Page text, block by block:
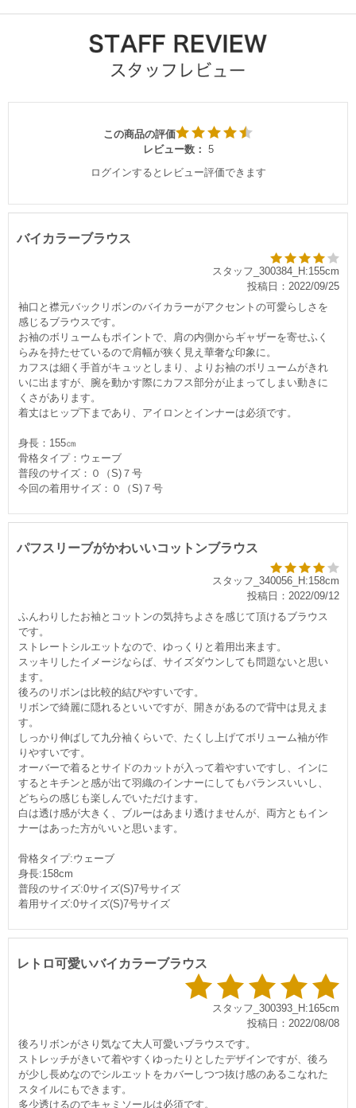
この商品の評価
レビュー数： 5
ログインするとレビュー評価できます
バイカラーブラウス
スタッフ_300384_H:155cm
投稿日：2022/09/25
袖口と襟元バックリボンのバイカラーがアクセントの可愛らしさを
感じるブラウスです。
お袖のボリュームもポイントで、肩の内側からギャザーを寄せふく
らみを持たせているので肩幅が狭く見え華奢な印象に。
カフスは細く手首がキュッとしまり、よりお袖のボリュームがきれ
いに出ますが、腕を動かす際にカフス部分が止まってしまい動きに
くさがあります。
着丈はヒップ下まであり、アイロンとインナーは必須です。
身長：155㎝
骨格タイプ：ウェーブ
普段のサイズ：０（S)７号
今回の着用サイズ：０（S)７号
パフスリーブがかわいいコットンブラウス
スタッフ_340056_H:158cm
投稿日：2022/09/12
ふんわりしたお袖とコットンの気持ちよさを感じて頂けるブラウス
です。
ストレートシルエットなので、ゆっくりと着用出来ます。
スッキリしたイメージならば、サイズダウンしても問題ないと思い
ます。
後ろのリボンは比較的結びやすいです。
リボンで綺麗に隠れるといいですが、開きがあるので背中は見えま
す。
しっかり伸ばして九分袖くらいで、たくし上げてボリューム袖が作
りやすいです。
オーバーで着るとサイドのカットが入って着やすいですし、インに
するとキチンと感が出て羽織のインナーにしてもバランスいいし、
どちらの感じも楽しんでいただけます。
白は透け感が大きく、ブルーはあまり透けませんが、両方ともイン
ナーはあった方がいいと思います。
骨格タイプ:ウェーブ
身長:158cm
普段のサイズ:0サイズ(S)7号サイズ
着用サイズ:0サイズ(S)7号サイズ
レトロ可愛いバイカラーブラウス
スタッフ_300393_H:165cm
投稿日：2022/08/08
後ろリボンがさり気なて大人可愛いブラウスです。
ストレッチがきいて着やすくゆったりとしたデザインですが、後ろ
が少し長めなのでシルエットをカバーしつつ抜け感のあるこなれた
スタイルにもできます。
多少透けるのでキャミソールは必須です。